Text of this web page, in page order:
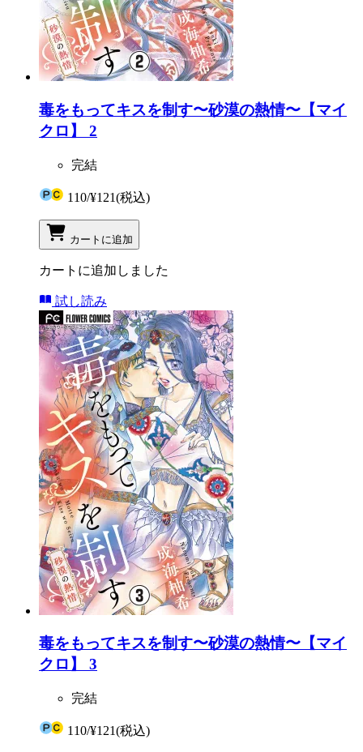
毒をもってキスを制す〜砂漠の熱情〜【マイ
クロ】 2
完結
110/¥121(税込)
カートに追加
カートに追加しました
試し読み
毒をもってキスを制す〜砂漠の熱情〜【マイ
クロ】 3
完結
110/¥121(税込)